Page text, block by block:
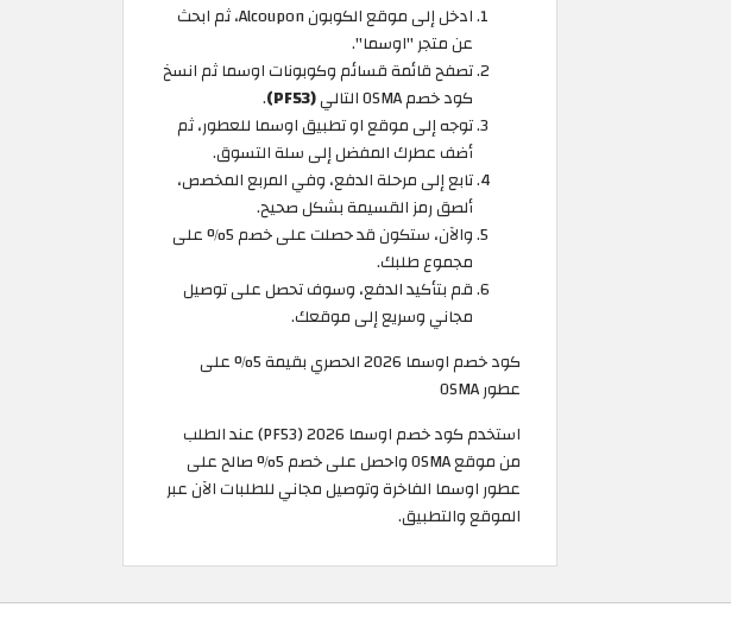
ادخل إلى موقع الكوبون Alcoupon، ثم ابحث
عن متجر "اوسما".
تصفح قائمة قسائم وكوبونات اوسما ثم انسخ
كود خصم OSMA التالي
(PF53)
.
توجه إلى موقع او تطبيق اوسما للعطور، ثم
أضف عطرك المفضل إلى سلة التسوق.
تابع إلى مرحلة الدفع، وفي المربع المخصص،
ألصق رمز القسيمة بشكل صحيح.
والآن، ستكون قد حصلت على خصم 5% على
مجموع طلبك.
قم بتأكيد الدفع، وسوف تحصل على توصيل
مجاني وسريع إلى موقعك.
كود خصم اوسما 2026 الحصري بقيمة 5% على
عطور OSMA
استخدم كود خصم اوسما 2026 (PF53) عند الطلب
من موقع OSMA واحصل على خصم 5% صالح على
عطور اوسما الفاخرة وتوصيل مجاني للطلبات الآن عبر
الموقع والتطبيق.